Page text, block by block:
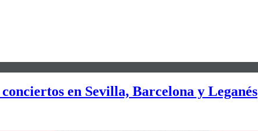
en Sevilla, Barcelona y Leganés